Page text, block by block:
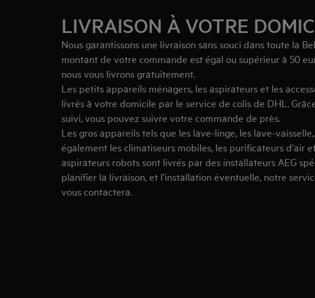
LIVRAISON À VOTRE
Nous garantissons une livraison sans souci dans toute la
montant de votre commande est égal ou supérieur à 50
nous vous livrons gratuitement.
Les petits appareils ménagers, les aspirateurs et les
livrés à votre domicile par le service de colis de DHL.
suivi, vous pouvez suivre votre commande de près.
Les gros appareils tels que les lave-linge, les lave-
également les climatiseurs mobiles, les purificateurs d'air
aspirateurs robots sont livrés par des installateurs AEG
planifier la livraison, et l'installation éventuelle, notre
vous contactera.